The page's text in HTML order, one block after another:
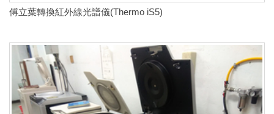
傅立葉轉換紅外線光譜儀(Thermo iS5)